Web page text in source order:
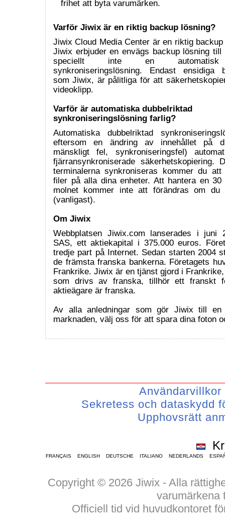
frihet att byta varumärken.
Varför Jiwix är en riktig backup lösning?
Jiwix Cloud Media Center är en riktig
Jiwix erbjuder en envägs backup lösning
speciellt inte en automatisk
synkroniseringslösning. Endast ensidiga
som Jiwix, är pålitliga för att
videoklipp.
Varför är automatiska dubbelriktad
synkroniseringslösning farlig?
Automatiska dubbelriktad
eftersom en ändring av innehållet på
mänskligt fel, synkroniseringsfel)
fjärransynkroniserade säkerhetskopiering.
terminalerna synkroniseras kommer du
filer på alla dina enheter. Att hantera en
molnet kommer inte att förändras om
(vanligast).
Om Jiwix
Webbplatsen Jiwix.com lanserades i juni
SAS, ett aktiekapital i 375.000 euros.
tredje part på Internet. Sedan starten 2004
de främsta franska bankerna. Företagets
Frankrike. Jiwix är en tjänst gjord i
som drivs av franska, tillhör ett franskt
aktieägare är franska.
Av alla anledningar som gör Jiwix till en
marknaden, välj oss för att spara dina foton
Användarvillkor
Sekretess och dataskydd
Upphovsrätt
FRANÇAIS ENGLISH DEUTSCHE ITALIANO NEDERLANDS
Copyright © 2026 Jiwix - Alla
varumärkena
Officiell tid vid huvudkontoret